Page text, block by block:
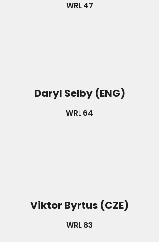
WRL 47
Daryl Selby (ENG)
WRL 64
Viktor Byrtus (CZE)
WRL 83